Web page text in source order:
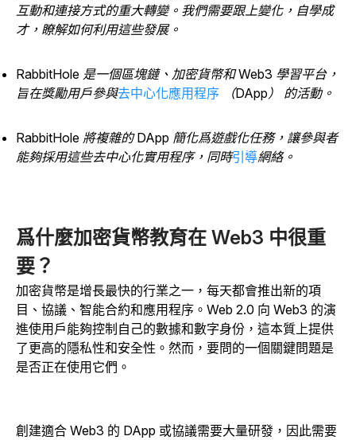
互動和連接方式的重大轉變。我們需要跟上變化，自學成
才，瞭解如何利用這些發展。
RabbitHole 是一個區塊鏈、加密貨幣和 Web3 學習平台，
旨在獎勵用戶參與去中心化應用程序 （DApp） 的活動。
RabbitHole 將複雜的 DApp 簡化爲遊戲化任務，讓參與者
能夠採用這些去中心化實用程序，同時引導網絡。
爲什麼加密貨幣教育在 Web3 中很重
要？
加密貨幣是增長最快的行業之一，每天都會推出新的項
目、協議、智能合約和應用程序。Web 2.0 向 Web3 的演
進使用戶能夠控制自己的數據和數字身份，這本質上提供
了更高的隱私性和安全性。然而，要問的一個關鍵問題是
是否正在使用它們。
創建適合 Web3 的 DApp 或協議需要大量研發，因此需要